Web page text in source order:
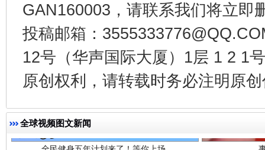
GAN160003，请联系我们将立即
投稿邮箱：
12号（华声国际大厦）1层 1 2 1
原创权利，请转载时务必注明原
全球视频图文新闻
全民健身五年计划来了！等你上场